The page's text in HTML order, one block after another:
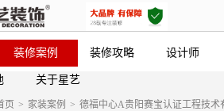
装修案例 装修攻略 设计师
关于星艺
页 > 家装案例 > 德福中心A贵阳赛宝认证工程技术